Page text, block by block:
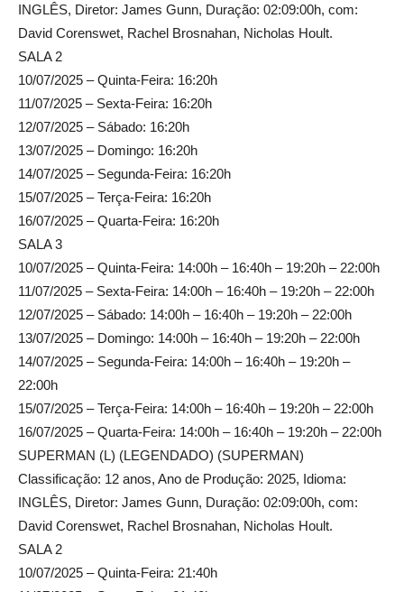
INGLÊS, Diretor: James Gunn, Duração: 02:09:00h, com:
David Corenswet, Rachel Brosnahan, Nicholas Hoult.
SALA 2
10/07/2025 – Quinta-Feira: 16:20h
11/07/2025 – Sexta-Feira: 16:20h
12/07/2025 – Sábado: 16:20h
13/07/2025 – Domingo: 16:20h
14/07/2025 – Segunda-Feira: 16:20h
15/07/2025 – Terça-Feira: 16:20h
16/07/2025 – Quarta-Feira: 16:20h
SALA 3
10/07/2025 – Quinta-Feira: 14:00h – 16:40h – 19:20h – 22:00h
11/07/2025 – Sexta-Feira: 14:00h – 16:40h – 19:20h – 22:00h
12/07/2025 – Sábado: 14:00h – 16:40h – 19:20h – 22:00h
13/07/2025 – Domingo: 14:00h – 16:40h – 19:20h – 22:00h
14/07/2025 – Segunda-Feira: 14:00h – 16:40h – 19:20h –
22:00h
15/07/2025 – Terça-Feira: 14:00h – 16:40h – 19:20h – 22:00h
16/07/2025 – Quarta-Feira: 14:00h – 16:40h – 19:20h – 22:00h
SUPERMAN (L) (LEGENDADO) (SUPERMAN)
Classificação: 12 anos, Ano de Produção: 2025, Idioma:
INGLÊS, Diretor: James Gunn, Duração: 02:09:00h, com:
David Corenswet, Rachel Brosnahan, Nicholas Hoult.
SALA 2
10/07/2025 – Quinta-Feira: 21:40h